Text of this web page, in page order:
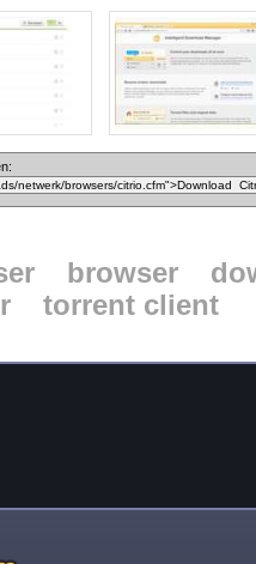
browser
torrent client